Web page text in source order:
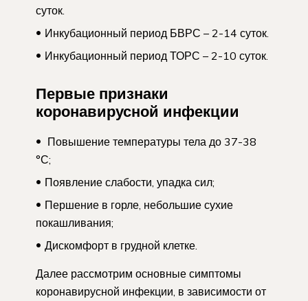
суток.
Инкубационный период БВРС – 2-14 суток.
Инкубационный период ТОРС – 2-10 суток.
Первые признаки
коронавирусной инфекции
Повышение температуры тела до 37-38
°С;
Появление слабости, упадка сил;
Першение в горле, небольшие сухие
покашливания;
Дискомфорт в грудной клетке.
Далее рассмотрим основные симптомы
коронавирусной инфекции, в зависимости от